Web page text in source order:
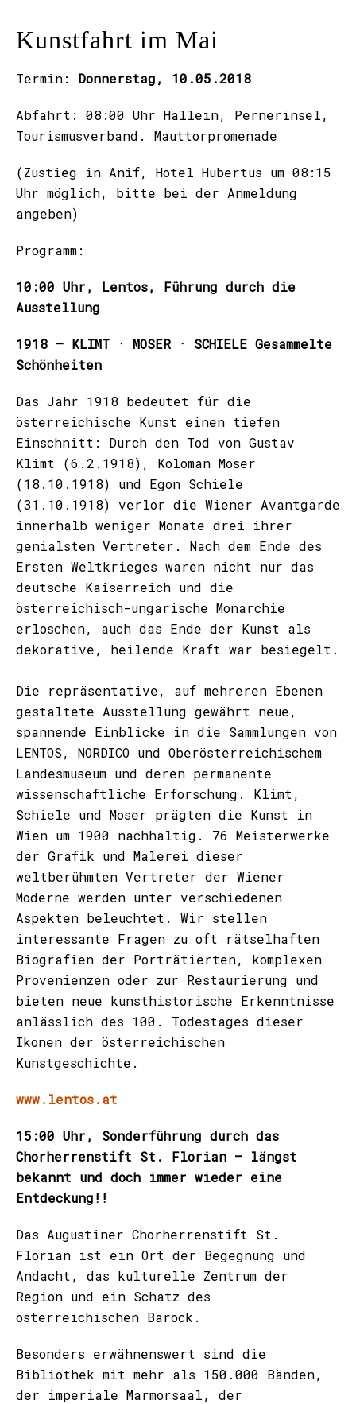
Kunstfahrt im Mai
Termin: Donnerstag, 10.05.2018
Abfahrt:
08:00 Uhr Hallein, Pernerinsel,
Tourismusverband. Mauttorpromenade
(Zustieg in Anif, Hotel Hubertus um 08:15
Uhr möglich, bitte bei der Anmeldung
angeben)
Programm:
10:00 Uhr, Lentos, Führung durch die
Ausstellung
1918 – KLIMT · MOSER · SCHIELE Gesammelte
Schönheiten
Das Jahr 1918 bedeutet für die
österreichische Kunst einen tiefen
Einschnitt: Durch den Tod von Gustav
Klimt (6.2.1918), Koloman Moser
(18.10.1918) und Egon Schiele
(31.10.1918) verlor die Wiener Avantgarde
innerhalb weniger Monate drei ihrer
genialsten Vertreter. Nach dem Ende des
Ersten Weltkrieges waren nicht nur das
deutsche Kaiserreich und die
österreichisch-ungarische Monarchie
erloschen, auch das Ende der Kunst als
dekorative, heilende Kraft war besiegelt.
Die repräsentative, auf mehreren Ebenen
gestaltete Ausstellung gewährt neue,
spannende Einblicke in die Sammlungen von
LENTOS, NORDICO und Oberösterreichischem
Landesmuseum und deren permanente
wissenschaftliche Erforschung. Klimt,
Schiele und Moser prägten die Kunst in
Wien um 1900 nachhaltig. 76 Meisterwerke
der Grafik und Malerei dieser
weltberühmten Vertreter der Wiener
Moderne werden unter verschiedenen
Aspekten beleuchtet. Wir stellen
interessante Fragen zu oft rätselhaften
Biografien der Porträtierten, komplexen
Provenienzen oder zur Restaurierung und
bieten neue kunsthistorische Erkenntnisse
anlässlich des 100. Todestages dieser
Ikonen der österreichischen
Kunstgeschichte.
www.lentos.at
15:00 Uhr, Sonderführung durch das
Chorherrenstift St. Florian – längst
bekannt und doch immer wieder eine
Entdeckung!!
Das Augustiner Chorherrenstift St.
Florian ist ein Ort der Begegnung und
Andacht, das kulturelle Zentrum der
Region und ein Schatz des
österreichischen Barock.
Besonders erwähnenswert sind die
Bibliothek mit mehr als 150.000 Bänden,
der imperiale Marmorsaal, der